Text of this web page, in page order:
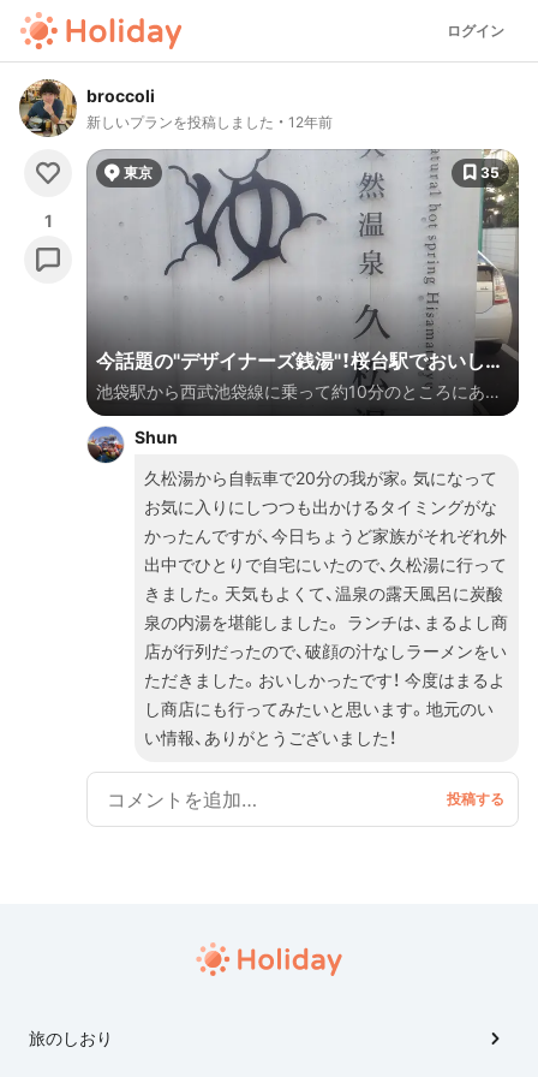
ログイン
broccoli
新しいプランを投稿しました 12年前
1
東京 35
今話題の"デザイナーズ銭湯"！桜台駅でおいしい
もの食べた後は天然温泉 久松湯で温まろう！
池袋駅から西武池袋線に乗って約10分のところにある
桜台駅。おいしいラーメン屋が軒を連ねているこのエ
リアには駅から歩いて5分のところに今話題のデザイ
ナーズ銭湯があります！一見すると温泉とは分からない
ようなオシャレな外観の久松湯で身も心も温まりまし
ょう！冬の休日は、寒くて外に出るのが億劫になりがち
ですが、久松湯があれば安心して出かけられること間違
いなしです！
Shun
久松湯から自転車で20分の我が家。気になって
お気に入りにしつつも出かけるタイミングがな
かったんですが、今日ちょうど家族がそれぞれ外
出中でひとりで自宅にいたので、久松湯に行って
きました。天気もよくて、温泉の露天風呂に炭酸
泉の内湯を堪能しました。 ランチは、まるよし商
店が行列だったので、破顔の汁なしラーメンをい
ただきました。おいしかったです！ 今度はまるよ
し商店にも行ってみたいと思います。地元のい
い情報、ありがとうございました！
旅のしおり